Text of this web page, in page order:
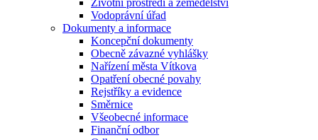
Životní prostředí a zemědělství
Vodoprávní úřad
Dokumenty a informace
Koncepční dokumenty
Obecně závazné vyhlášky
Nařízení města Vítkova
Opatření obecné povahy
Rejstříky a evidence
Směrnice
Všeobecné informace
Finanční odbor